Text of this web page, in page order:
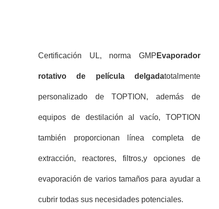
Certificación UL, norma GMP Evaporador
rotativo de película delgadatotalmente
personalizado de TOPTION, además de
equipos de destilación al vacío, TOPTION
también proporcionan línea completa de
extracción, reactores, filtros,y opciones de
evaporación de varios tamaños para ayudar a
cubrir todas sus necesidades potenciales.